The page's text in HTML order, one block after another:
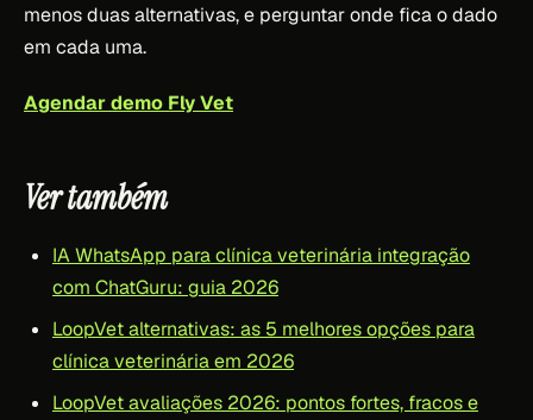
menos duas alternativas, e perguntar onde fica o dado
em cada uma.
Agendar demo Fly Vet
Ver também
IA WhatsApp para clínica veterinária integração
com ChatGuru: guia 2026
LoopVet alternativas: as 5 melhores opções para
clínica veterinária em 2026
LoopVet avaliações 2026: pontos fortes, fracos e